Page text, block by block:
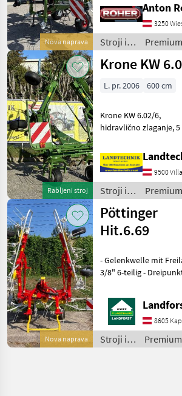
Nova naprava
Randstreueinrichtung
LED-Beleuchtung
Nadmorska višina:
Hidravlična višina,
trosilec, o
3250
Stroji in
oprema
za žetev
spravilo
Rabljeni stroj
Krone KW
L. pr. 2006 600 cm
Krone KW 6.02/6,
hidravlično zlaganje, 5 ročic
blažilne opore, podporne
noge spredaj in zadaj,
nastavitev kota
zaščita pred
9500
Stroji in
oprema
za žetev
in
spravilo
Nova naprava
Pöttinger
Hit.6.69
- Gelenkwelle mit
3/8" 6-teilig -
Zinke 10 mm - Antrieb
U/min - Warntafeln
Beleuchtung -
Vorgewende
8605
Stroji in
oprema